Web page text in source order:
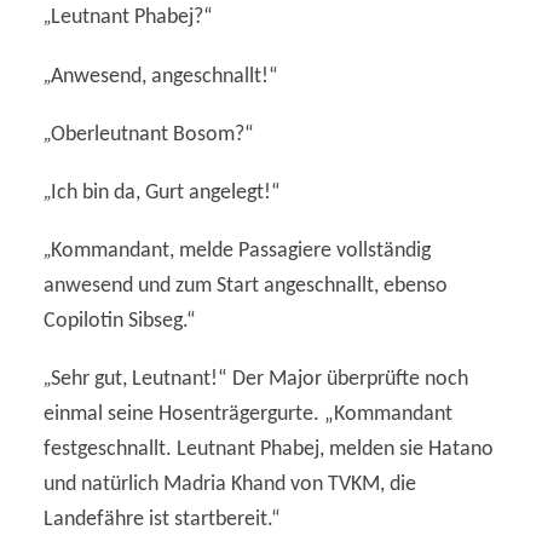
„Leutnant Phabej?“
„Anwesend, angeschnallt!“
„Oberleutnant Bosom?“
„Ich bin da, Gurt angelegt!“
„Kommandant, melde Passagiere vollständig
anwesend und zum Start angeschnallt, ebenso
Copilotin Sibseg.“
„Sehr gut, Leutnant!“ Der Major überprüfte noch
einmal seine Hosenträgergurte. „Kommandant
festgeschnallt. Leutnant Phabej, melden sie Hatano
und natürlich Madria Khand von TVKM, die
Landefähre ist startbereit.“